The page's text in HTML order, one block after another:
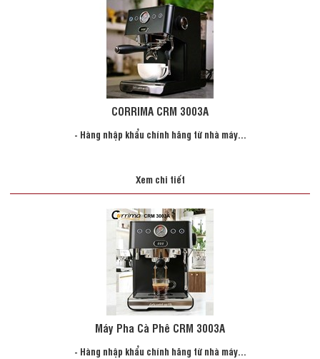
CORRIMA CRM 3003A
- Hàng nhập khẩu chính hãng từ nhà máy...
Xem chi tiết
Máy Pha Cà Phê CRM 3003A
- Hàng nhập khẩu chính hãng từ nhà máy...